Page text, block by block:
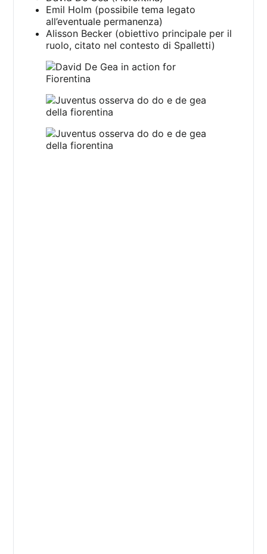
Emil Holm (possibile tema legato
all’eventuale permanenza)
Alisson Becker (obiettivo principale per il
ruolo, citato nel contesto di Spalletti)